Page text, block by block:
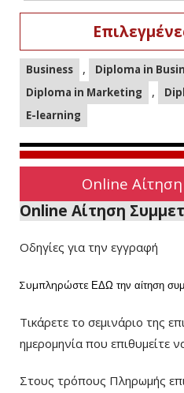
Business , Diploma in
Diploma in Marketing ,
E-learning
Online
Online Αίτηση
Οδηγίες για την εγγραφή
Συμπληρώστε ΕΔΩ την αίτηση
Τικάρετε το σεμινάριο της
ημερομηνία που επιθυμείτε
Στους τρόπους Πληρωμής